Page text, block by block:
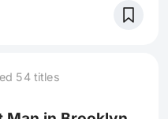
el placer de
de lo convencional.
Aki Kaurismäki,
ha convertido
54 titles